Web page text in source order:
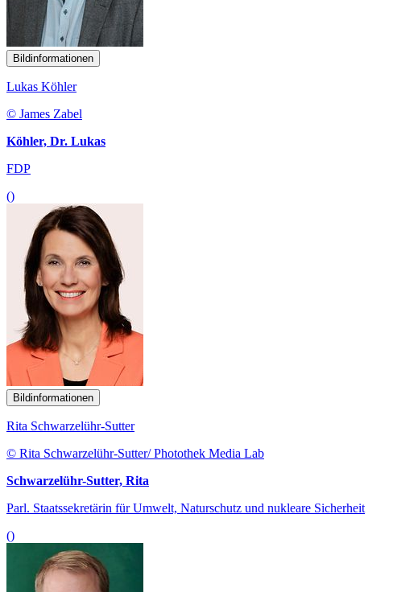
Bildinformationen
Lukas Köhler
© James Zabel
Köhler, Dr. Lukas
FDP
()
Bildinformationen
Rita Schwarzelühr-Sutter
© Rita Schwarzelühr-Sutter/ Photothek Media Lab
Schwarzelühr-Sutter, Rita
Parl. Staatssekretärin für Umwelt, Naturschutz und nukleare Sicherheit
()